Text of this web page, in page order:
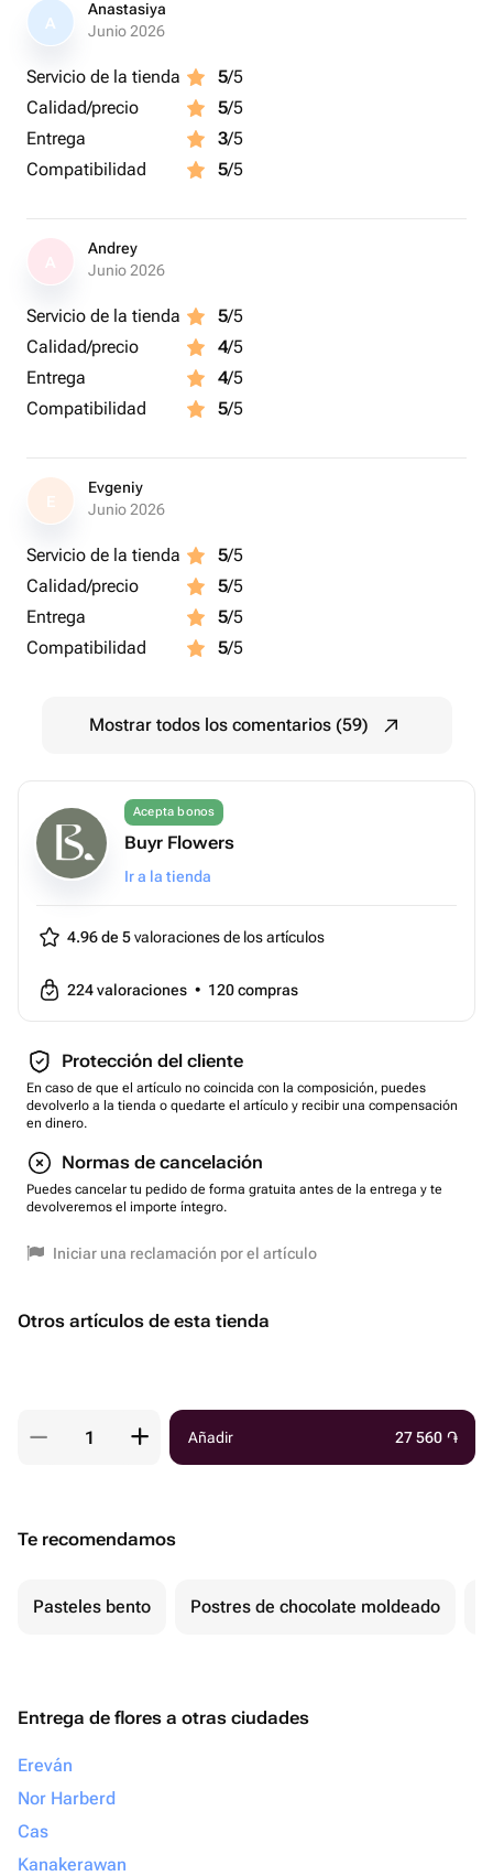
A
Anastasiya
Junio 2026
Servicio de la tienda 5/5
Calidad/precio
5/5
Entrega
3/5
Compatibilidad
5/5
Andrey
Junio 2026
Servicio de la tienda 5/5
Calidad/precio
4/5
Entrega
4/5
Compatibilidad
5/5
E
Evgeniy
Junio 2026
Servicio de la tienda 5/5
Calidad/precio
5/5
Entrega
5/5
Compatibilidad
5/5
Mostrar todos los comentarios (59)
Acepta bonos
Buyr Flowers
Ir a la tienda
4.96 de 5valoraciones de los artículos
224valoraciones • 120compras
Protección del cliente
En caso de que el artículo no coincida con la composición, puedes
devolverlo a la tienda o quedarte el artículo y recibir una compensación
en dinero.
Normas de cancelación
Puedes cancelar tu pedido de forma gratuita antes de la entrega y te
devolveremos el importe íntegro.
Iniciar una reclamación por el artículo
Otros artículos de esta tienda
Añadir 27 560 ֏
Te recomendamos
Pasteles bento Postres de chocolate moldeado
Entrega de flores a otras ciudades
Ereván
Nor Harberd
Cas
Kanakerawan